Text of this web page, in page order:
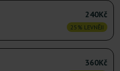
240Kč
25% LEVNĚJI
360Kč